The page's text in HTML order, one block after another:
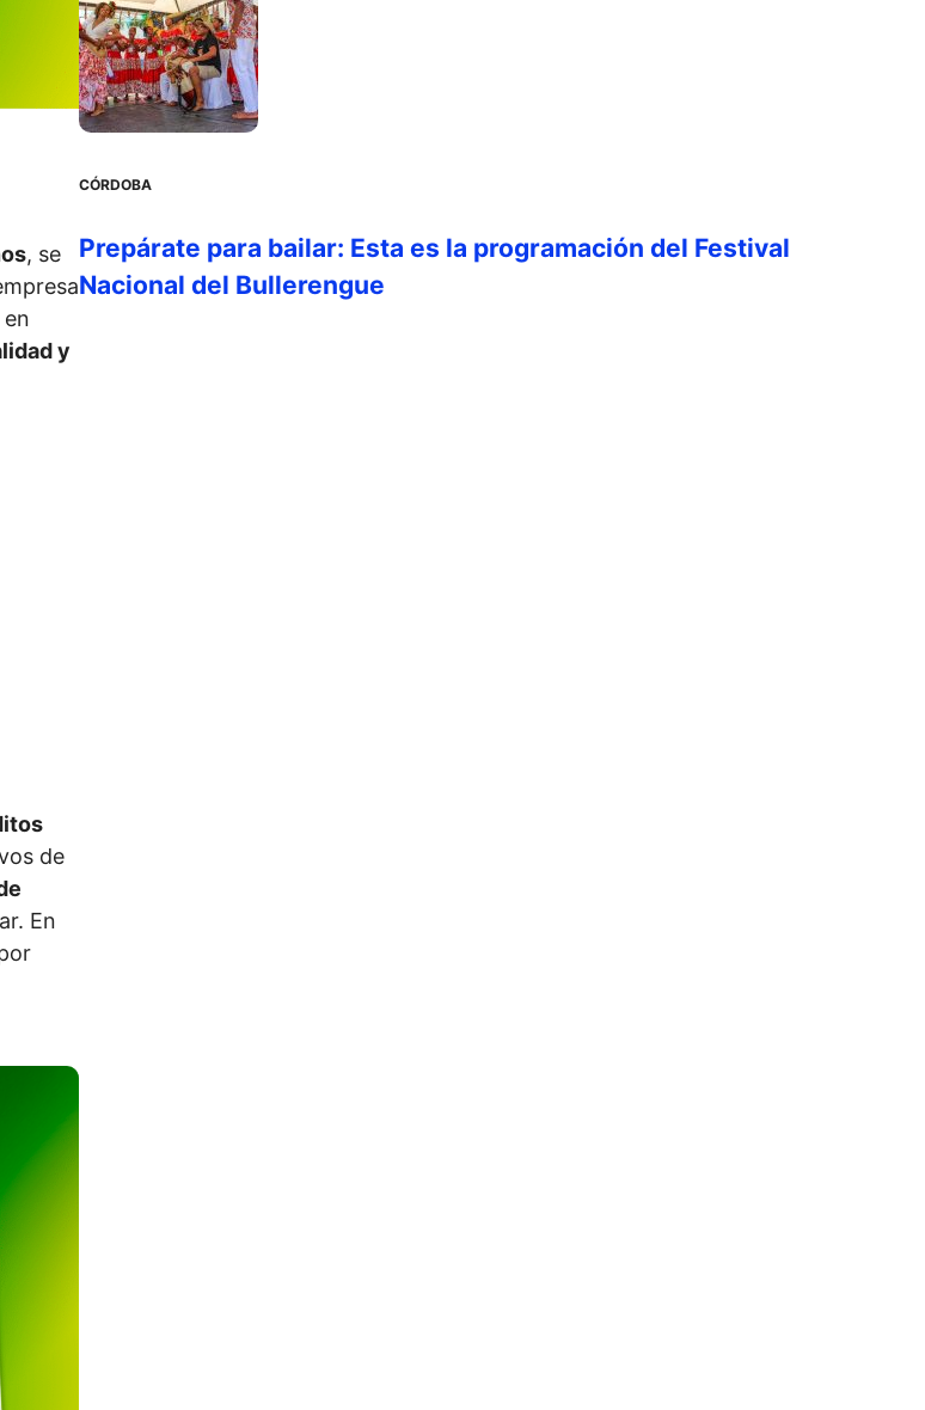
, se
y
de
En
CÓRDOBA
Prepárate para bailar: Esta es la programación del Festival
Nacional del Bullerengue